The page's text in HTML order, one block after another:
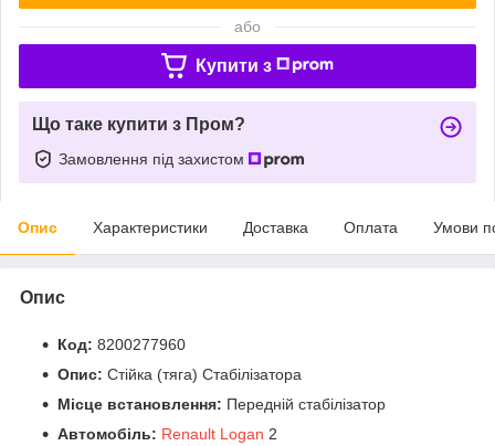
або
Купити з
Що таке купити з Пром?
Замовлення під захистом
Опис Характеристики Доставка Оплата Умови
Опис
Код: 8200277960
Опис: Стійка (тяга) Стабілізатора
Місце встановлення: Передній стабілізатор
Автомобіль: Renault Logan 2